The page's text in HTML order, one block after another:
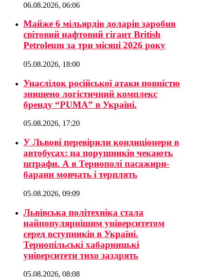
06.08.2026, 06:06
Майже 6 мільярдів доларів заробив
світовий нафтовий гігант British
Petroleum за три місяці 2026 року
05.08.2026, 18:00
Унаслідок російської атаки повністю
знищено логістичний комплекс
бренду “PUMA” в Україні.
05.08.2026, 17:20
У Львові перевірили кондиціонери в
автобусах: на порушників чекають
штрафи. А в Тернополі пасажири-
барани мовчать і терплять
05.08.2026, 09:09
Львівська політехніка стала
найпопулярнішим університетом
серед вступників в Україні.
Тернопільські хабарницькі
університети тихо заздрять
05.08.2026, 08:08